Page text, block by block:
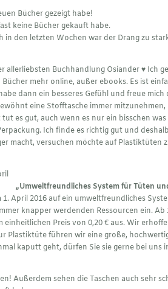
Bücher gezeigt habe!
keine Bücher gekauft habe.
den letzten Wochen war der Drang zu
allerliebsten Buchhandlung Osiander ♥︎ Ich
mehr online, außer ebooks. Es ist
dann ein besseres Gefühl und freue
eine Stofftasche immer
es gut, auch wenn es nur ein bisschen was
Ich finde es richtig gut und
macht, versuchen möchte auf Plastiktüten
„Umweltfreundliches System für Tüten
April 2016 auf ein umweltfreundliches
knapper werdenden Ressourcen ein. Ab
Preis von 0,20 € aus. Wir
Plastiktüte führen wir eine große,
kaputt geht, dürfen Sie sie gerne bei uns
Außerdem sehen die Taschen auch sehr